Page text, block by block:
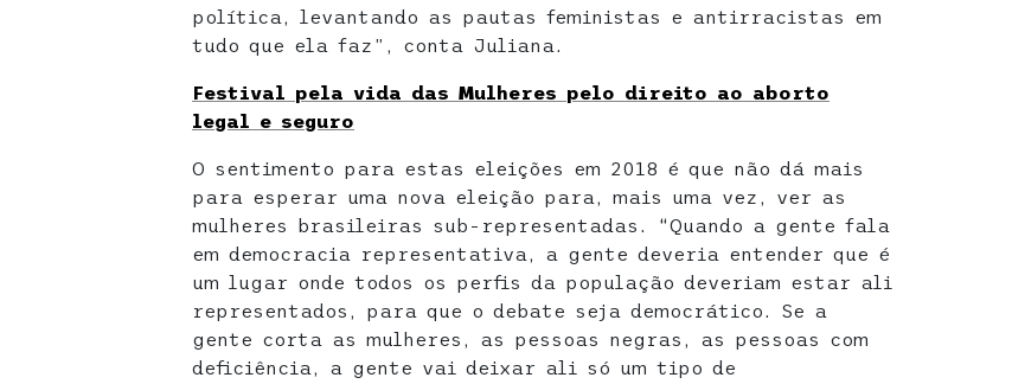
política, levantando as pautas feministas e antirracistas em
tudo que ela faz”, conta Juliana.
Festival pela vida das Mulheres pelo direito ao aborto
legal e seguro
O sentimento para estas eleições em 2018 é que não dá mais
para esperar uma nova eleição para, mais uma vez, ver as
mulheres brasileiras sub-representadas. “Quando a gente fala
em democracia representativa, a gente deveria entender que é
um lugar onde todos os perfis da população deveriam estar ali
representados, para que o debate seja democrático. Se a
gente corta as mulheres, as pessoas negras, as pessoas com
deficiência, a gente vai deixar ali só um tipo de